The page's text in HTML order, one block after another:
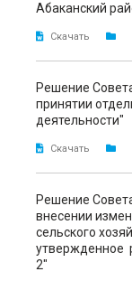
Абаканский
Скачать
Решение
принятии
деятельности"
Скачать
Решение
внесении
сельского
утвержденное
2"